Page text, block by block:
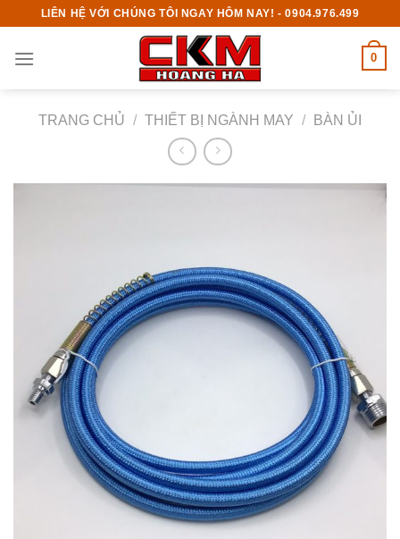
content
LIÊN HỆ VỚI CHÚNG TÔI NGAY HÔM NAY! - 0904.976.499
0
TRANG CHỦ / THIẾT BỊ NGÀNH MAY / BÀN ỦI